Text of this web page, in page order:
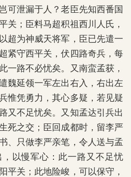
可泄漏于人？老臣先知西番国
关；臣料马超积祖西川人氏，
超为神威天将军，臣已先遣一
紧守西平关，伏四路奇兵，每
一路不必忧矣。又南蛮孟获，
魏延领一军左出右入，右出左
惟凭勇力，其心多疑，若见疑
又不足忧矣。又知孟达引兵出
死之交；臣回成都时，留李严
、只做李严亲笔，令人送与孟
以慢军心：此一路又不足忧
平关；此地险峻，可以保守，